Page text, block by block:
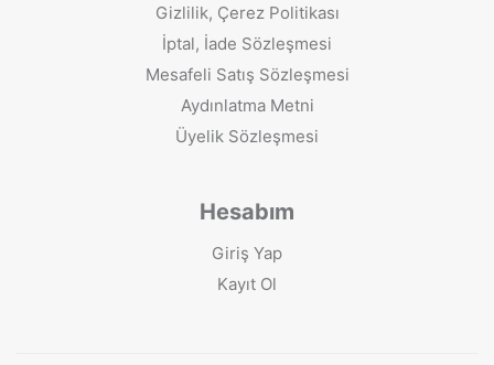
Gizlilik, Çerez Politikası
İptal, İade Sözleşmesi
Mesafeli Satış Sözleşmesi
Aydınlatma Metni
Üyelik Sözleşmesi
Hesabım
Giriş Yap
Kayıt Ol